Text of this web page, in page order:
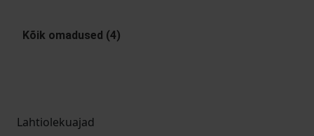
Kõik omadused (4)
Lahtiolekuajad